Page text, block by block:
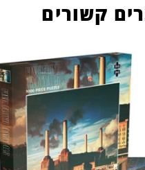
קשורים